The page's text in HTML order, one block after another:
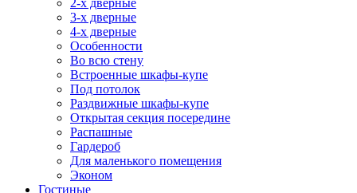
2-х дверные
3-х дверные
4-х дверные
Особенности
Во всю стену
Встроенные шкафы-купе
Под потолок
Раздвижные шкафы-купе
Открытая секция посередине
Распашные
Гардероб
Для маленького помещения
Эконом
Гостиные